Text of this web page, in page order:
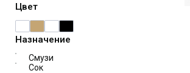
Цвет
Назначение
Смузи
Сок